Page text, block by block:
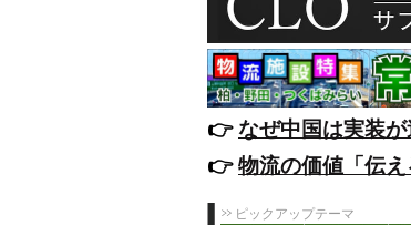
👉️なぜ中国は実装
👉️物流の価値「伝
ピックアップテーマ